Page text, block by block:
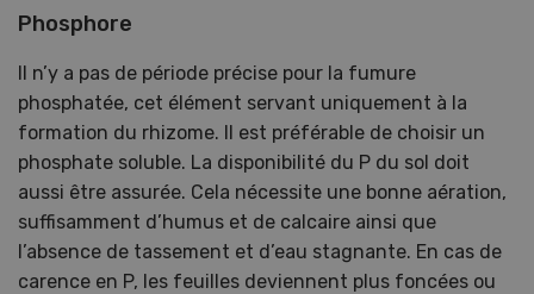
Phosphore
Il n’y a pas de période précise pour la fumure
phosphatée, cet élément servant uniquement à la
formation du rhizome. Il est préférable de choisir un
phosphate soluble. La disponibilité du P du sol doit
aussi être assurée. Cela nécessite une bonne aération,
suffisamment d’humus et de calcaire ainsi que
l’absence de tassement et d’eau stagnante. En cas de
carence en P, les feuilles deviennent plus foncées ou